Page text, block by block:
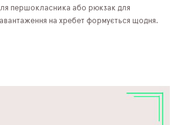
першокласника або рюкзак для
на хребет формується щодня.